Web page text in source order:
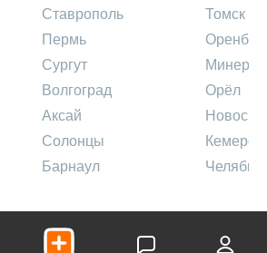
Ставрополь
Пермь
Сургут
Волгоград
Аксай
Солонцы
Барнаул
Томск
Орёл